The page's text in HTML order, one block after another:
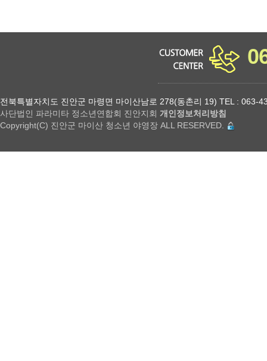
전북특별자치도 진안군 마령면 마이산남로 278(동촌리 19) TEL : 063-
사단법인 파라미타 정소년연합회 진안지회 개인정보처리방침
Copyright(C) 진안군 마이산 청소년 야영장 ALL RESERVED.